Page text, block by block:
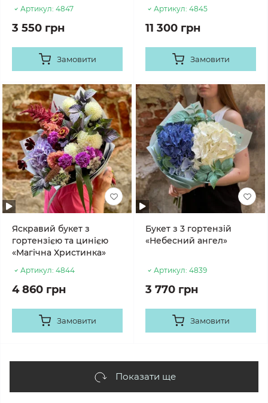
Артикул: 4847
3 550 грн
Замовити
Артикул: 4845
11 300 грн
Замовити
Яскравий букет з
гортензією та цинією
«Магічна Христинка»
Артикул: 4844
4 860 грн
Замовити
Букет з 3 гортензій
«Небесний ангел»
Артикул: 4839
3 770 грн
Замовити
Показати ще